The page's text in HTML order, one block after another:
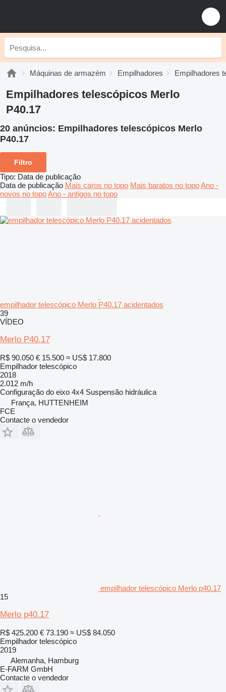
Máquinas de armazém Empilhadores Empilhadores
Empilhadores telescópicos Merlo
P40.17
20 anúncios: Empilhadores telescópicos Merlo
P40.17
Filtro
Tipo: Data de publicação
Data de publicação Mais caros no topo Mais baratos no topoAno -
novos no topoAno - antigos no topo
empilhador telescópico Merlo P40.17 acidentados
39
VÍDEO
Merlo P40.17
R$ 90.050 € 15.500 ≈ US$ 17.800
Empilhador telescópico
2018
2.012 m/h
Configuração do eixo 4x4 Suspensão hidráulica
França, HUTTENHEIM
FCE
Contacte o vendedor
empilhador telescópico Merlo p40.17
15
Merlo p40.17
R$ 425.200 € 73.190 ≈ US$ 84.050
Empilhador telescópico
2019
Alemanha, Hamburg
E-FARM GmbH
Contacte o vendedor